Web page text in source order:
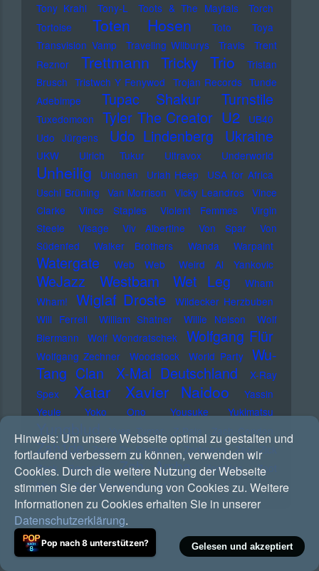
Tony Krahl
Tony-L Toots & The Maytals
Torch
Tortoise
Toten Hosen Toto
Toya
Transvision Vamp
Traveling Wilburys Travis
Trent
Reznor
Trettmann Tricky Trio
Tristan
Brusch Tristwch Y Fenywod Trojan Records Tunde
Adebimpe
Tupac Shakur Turnstile
Tuxedomoon Tyler The Creator U2
UB40
Udo Jürgens
Udo Lindenberg Ukraine
UKW Ulrich Tukur Ultravox Underworld
Unheilig Unionen Uriah Heep
USA for Africa
Uschi Brüning Van Morrison Vicky Leandros Vince
Clarke
Vince Staples Violent Femmes
Virgin
Steele
Visage Viv Albertine Von Spar
Von
Südenfed
Walker Brothers Wanda Warpaint
Watergate Web Web Weird Al Yankovic
WeJazz Westbam Wet Leg
Wham
Wham!
Wiglaf Droste
Wildecker Herzbuben
Will Ferrell
William Shatner Willie Nelson
Wolf
Biermann
Wolf Wondratschek Wolfgang Flür
Wolfgang Zechner Woodstock World Party
Wu-
Tang Clan
X-Mal Deutschland
X-Ray
Spex
Xatar Xavier Naidoo
Yassin
Yeule
Yoko Ono Yousuke Yukimatsu
Yungblud Yves Tumor Zach Condon
Zah1de Zaho De Sagazan Zartmann Zaz Zick
Zack Records
Zoh Amba Zombies
Zoot
Money Zugezogen Maskulin
RSS Feed
Hinweis: Um unsere Webseite optimal zu gestalten und
fortlaufend verbessern zu können, verwenden wir
Cookies. Durch die weitere Nutzung der Webseite
stimmen Sie der Verwendung von Cookies zu. Weitere
Informationen zu Cookies erhalten Sie in unserer
Datenschutzerklärung.
Gelesen und akzeptiert
Pop nach 8 unterstützen?